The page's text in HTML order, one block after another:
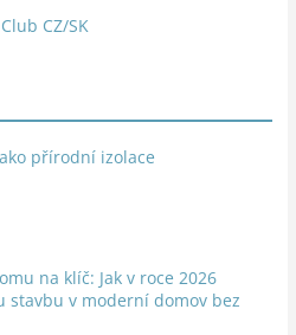
CZ/SK
přírodní izolace
na klíč: Jak v roce 2026
stavbu v moderní domov bez